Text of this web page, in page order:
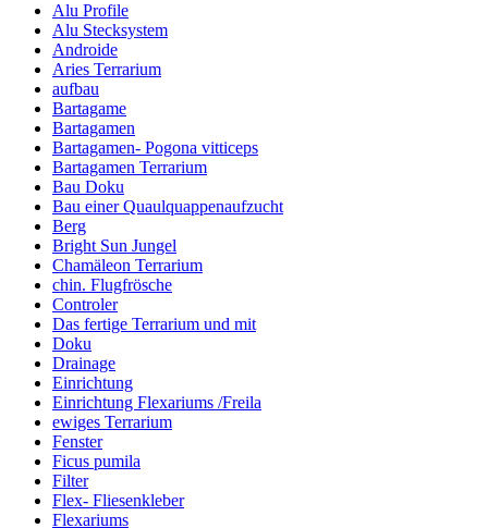
Alu Profile
Alu Stecksystem
Androide
Aries Terrarium
aufbau
Bartagame
Bartagamen
Bartagamen- Pogona vitticeps
Bartagamen Terrarium
Bau Doku
Bau einer Quaulquappenaufzucht
Berg
Bright Sun Jungel
Chamäleon Terrarium
chin. Flugfrösche
Controler
Das fertige Terrarium und mit
Doku
Drainage
Einrichtung
Einrichtung Flexariums /Freila
ewiges Terrarium
Fenster
Ficus pumila
Filter
Flex- Fliesenkleber
Flexariums